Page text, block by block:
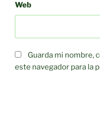
Web
Guarda mi nombre,
este navegador para la